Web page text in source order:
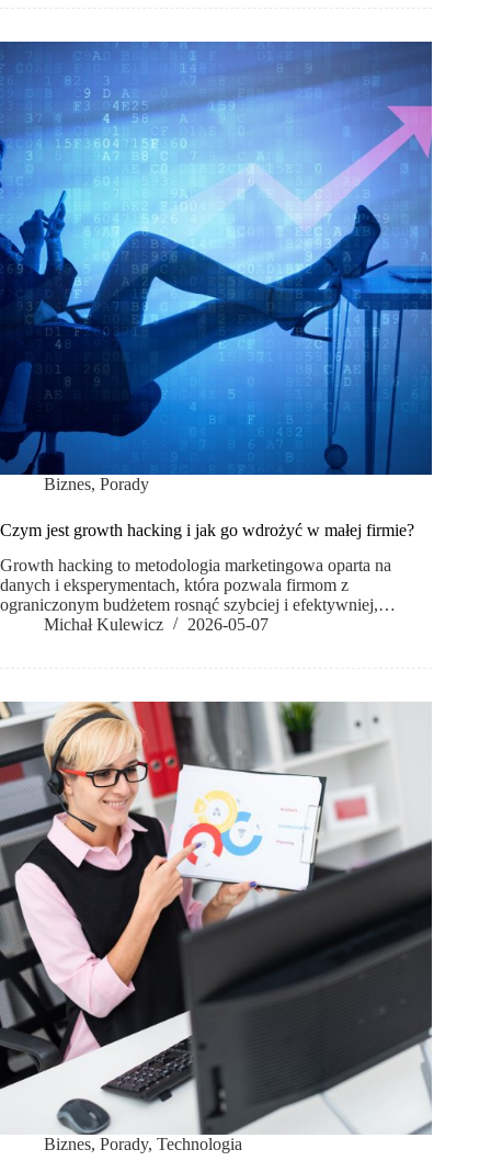
Biznes, Porady
Czym jest growth hacking i jak go wdrożyć w małej firmie?
Growth hacking to metodologia marketingowa oparta na
danych i eksperymentach, która pozwala firmom z
ograniczonym budżetem rosnąć szybciej i efektywniej,…
Michał Kulewicz
2026-05-07
Biznes, Porady, Technologia